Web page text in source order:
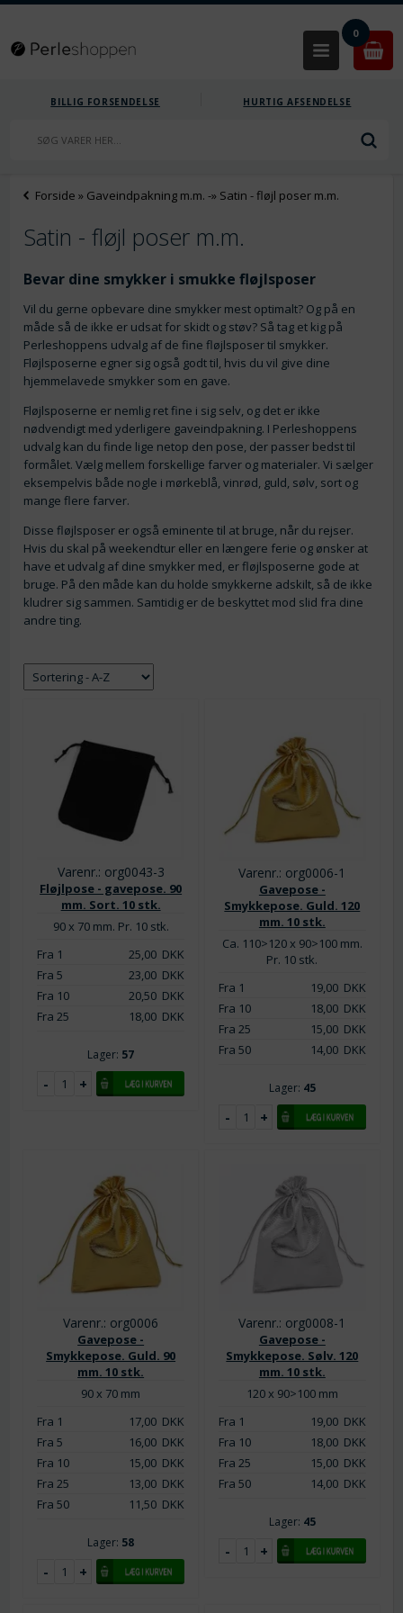
0
BILLIG FORSENDELSE HURTIG AFSENDELSE
Forside » Gaveindpakning m.m. -» Satin - fløjl poser m.m.
Satin - fløjl poser m.m.
Bevar dine smykker i smukke fløjlsposer
Vil du gerne opbevare dine smykker mest optimalt? Og på en
måde så de ikke er udsat for skidt og støv? Så tag et kig på
Perleshoppens udvalg af de fine fløjlsposer til smykker.
Fløjlsposerne egner sig også godt til, hvis du vil give dine
hjemmelavede smykker som en gave.
Fløjlsposerne er nemlig ret fine i sig selv, og det er ikke
nødvendigt med yderligere gaveindpakning. I Perleshoppens
udvalg kan du finde lige netop den pose, der passer bedst til
formålet. Vælg mellem forskellige farver og materialer. Vi sælger
eksempelvis både nogle i mørkeblå, vinrød, guld, sølv, sort og
mange flere farver.
Disse fløjlsposer er også eminente til at bruge, når du rejser.
Hvis du skal på weekendtur eller en længere ferie og ønsker at
have et udvalg af dine smykker med, er fløjlsposerne gode at
bruge. På den måde kan du holde smykkerne adskilt, så de ikke
kludrer sig sammen. Samtidig er de beskyttet mod slid fra dine
andre ting.
Varenr.: org0043-3
Fløjlpose - gavepose. 90
mm. Sort. 10 stk.
90 x 70 mm. Pr. 10 stk.
Fra 1
25,00DKK
Fra 5
23,00DKK
Fra 10
20,50DKK
Fra 25
18,00DKK
Lager: 57
Varenr.: org0006-1
Gavepose -
Smykkepose. Guld. 120
mm. 10 stk.
Ca. 110>120 x 90>100 mm.
Pr. 10 stk.
Fra 1
19,00DKK
Fra 10
18,00DKK
Fra 25
15,00DKK
Fra 50
14,00DKK
Lager: 45
Varenr.: org0006
Gavepose -
Smykkepose. Guld. 90
mm. 10 stk.
90 x 70 mm
Fra 1
17,00DKK
Fra 5
16,00DKK
Fra 10
15,00DKK
Fra 25
13,00DKK
Fra 50
11,50DKK
Lager: 58
Varenr.: org0008-1
Gavepose -
Smykkepose. Sølv. 120
mm. 10 stk.
120 x 90>100 mm
Fra 1
19,00DKK
Fra 10
18,00DKK
Fra 25
15,00DKK
Fra 50
14,00DKK
Lager: 45